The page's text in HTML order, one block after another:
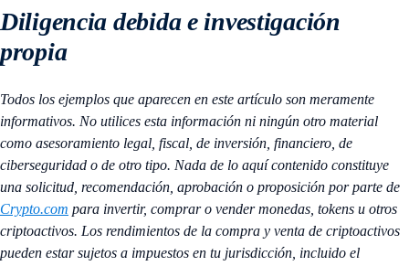
Diligencia debida e investigación
propia
Todos los ejemplos que aparecen en este artículo son meramente
informativos. No utilices esta información ni ningún otro material
como asesoramiento legal, fiscal, de inversión, financiero, de
ciberseguridad o de otro tipo. Nada de lo aquí contenido constituye
una solicitud, recomendación, aprobación o proposición por parte de
Crypto.com para invertir, comprar o vender monedas, tokens u otros
criptoactivos. Los rendimientos de la compra y venta de criptoactivos
pueden estar sujetos a impuestos en tu jurisdicción, incluido el